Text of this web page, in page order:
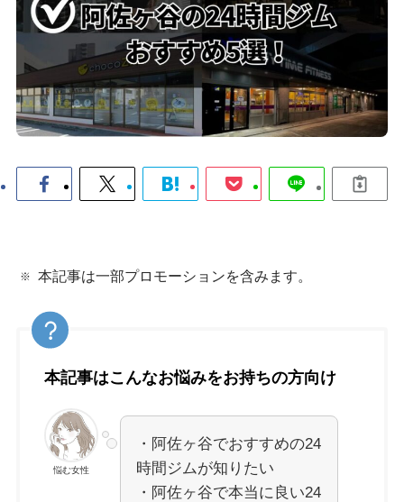
本記事は一部プロモーションを含みます。
本記事はこんなお悩みをお持ちの方向け
悩む女性
・阿佐ヶ谷でおすすめの24
時間ジムが知りたい
・阿佐ヶ谷で本当に良い24